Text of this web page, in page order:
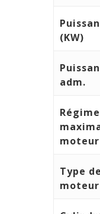
(KW)
adm.
Régime
moteur
Type de
moteur